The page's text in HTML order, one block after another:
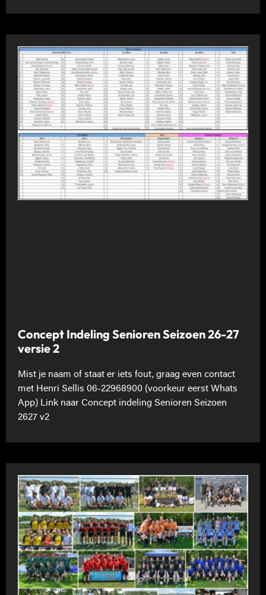
Concept Indeling Senioren Seizoen 26-27
versie 2
Mist je naam of staat er iets fout, graag even contact
met Henri Sellis 06-22968900 (voorkeur eerst Whats
App) Link naar Concept indeling Senioren Seizoen
2627 v2